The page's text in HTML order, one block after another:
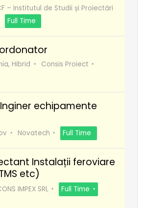
– Institutul de Studii și Proiectări
Full Time
Hibrid
Consis Proiect
echipamente
Novatech Full Time
Instalații feroviare
etc)
IMPEX SRL
Full Time